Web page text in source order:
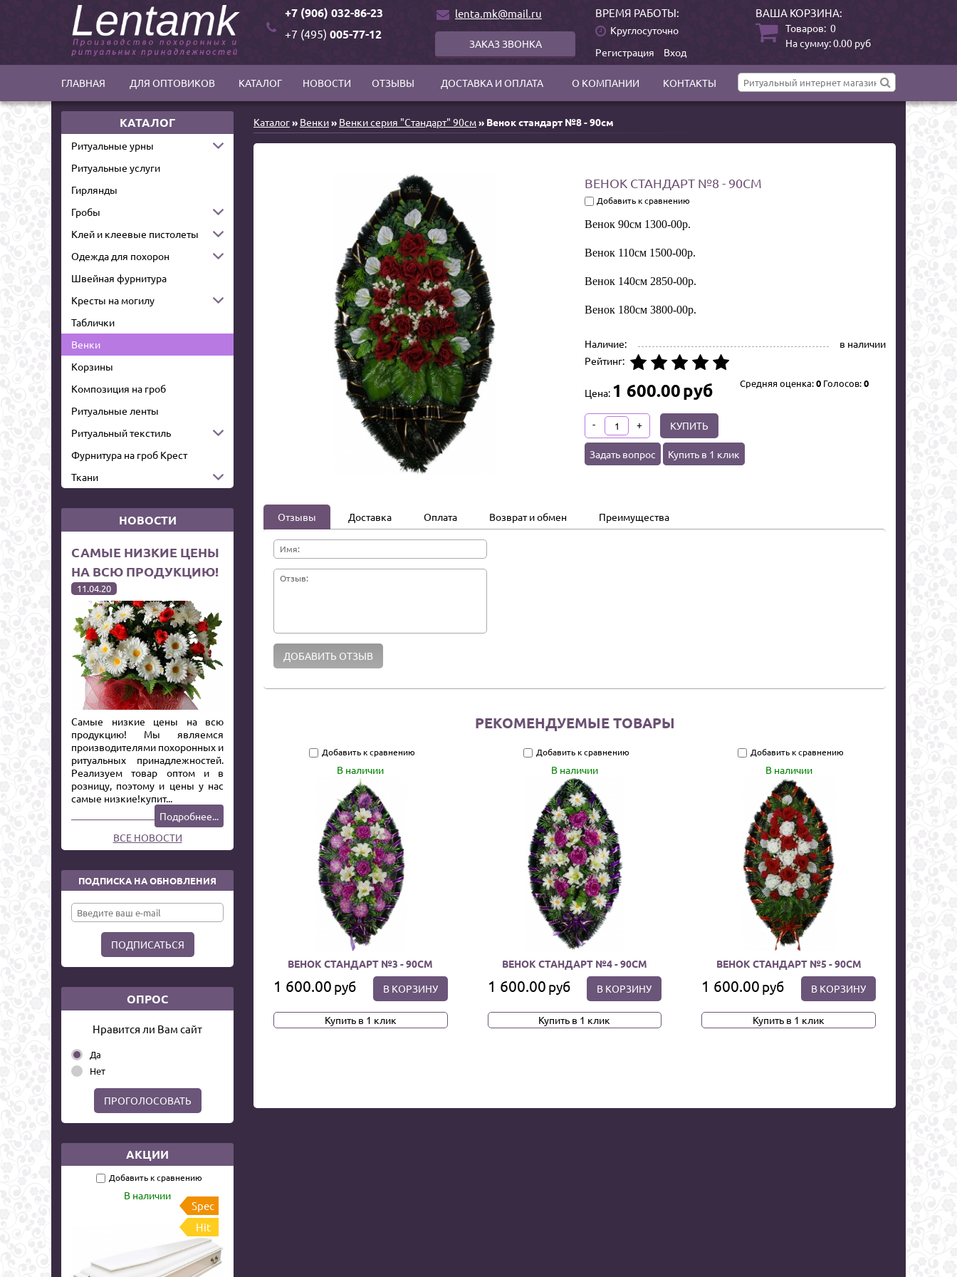
+7 (906) 032-86-23
+7 (495) 005-77-12
lenta.mk@mail.ru
ЗАКАЗ ЗВОНКА
ВРЕМЯ РАБОТЫ:
Круглосуточно
ВАША КОРЗИНА:
Товаров: 0
На сумму:0.00 руб
Регистрация Вход
ГЛАВНАЯ ДЛЯ ОПТОВИКОВ КАТАЛОГ НОВОСТИ ОТЗЫВЫ ДОСТАВКА И ОПЛАТА О КОМПАНИИ КОНТАКТЫ
КАТАЛОГ
Ритуальные урны
Ритуальные услуги
Гирлянды
Гробы
Клей и клеевые пистолеты
Одежда для похорон
Швейная фурнитура
Кресты на могилу
Таблички
Венки
Корзины
Композиция на гроб
Ритуальные ленты
Ритуальный текстиль
Фурнитура на гроб Крест
Ткани
НОВОСТИ
САМЫЕ НИЗКИЕ ЦЕНЫ
НА ВСЮ ПРОДУКЦИЮ!
11.04.20
Самые низкие цены на всю
продукцию! Мы являемся
производителями похоронных и
ритуальных принадлежностей.
Реализуем товар оптом и в
розницу, поэтому и цены у нас
самые низкие!купит...
Подробнее...
ВСЕ НОВОСТИ
ПОДПИСКА НА ОБНОВЛЕНИЯ
ПОДПИСАТЬСЯ
ОПРОС
Нравится ли Вам сайт
Да
Нет
ПРОГОЛОСОВАТЬ
АКЦИИ
Добавить к сравнению
В наличии
Spec
Hit
Каталог» Венки» Венки серия "Стандарт" 90см» Венок стандарт №8 - 90см
ВЕНОК СТАНДАРТ №8 - 90СМ
Добавить к сравнению
Венок 90см 1300-00р.
Венок 110см 1500-00р.
Венок 140см 2850-00р.
Венок 180см 3800-00р.
Наличие:
в наличии
Рейтинг:
Средняя оценка:0 Голосов:0
Цена: 1 600.00руб
- + КУПИТЬ
Задать вопрос Купить в 1 клик
Отзывы Доставка Оплата Возврат и обмен Преимущества
Имя:
Отзыв:
РЕКОМЕНДУЕМЫЕ ТОВАРЫ
Добавить к сравнению
В наличии
ВЕНОК СТАНДАРТ №3 - 90СМ
1 600.00 руб В КОРЗИНУ
Купить в 1 клик
Добавить к сравнению
В наличии
ВЕНОК СТАНДАРТ №4 - 90СМ
1 600.00 руб В КОРЗИНУ
Купить в 1 клик
Добавить к сравнению
В наличии
ВЕНОК СТАНДАРТ №5 - 90СМ
1 600.00 руб В КОРЗИНУ
Купить в 1 клик